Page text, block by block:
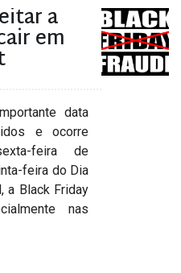
a
em
data
e ocorre
feira de
feira do Dia
a Black Friday
nas